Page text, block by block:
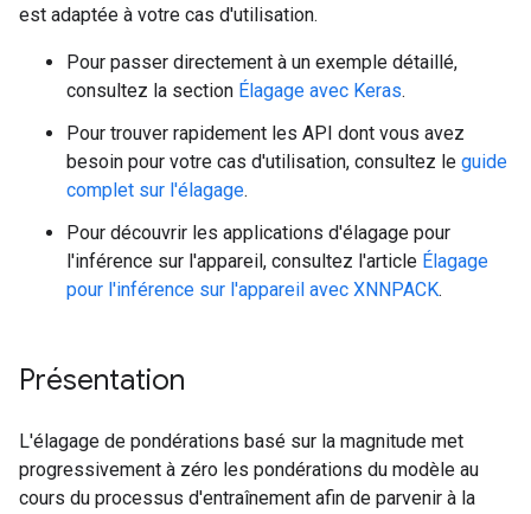
est adaptée à votre cas d'utilisation.
Pour passer directement à un exemple détaillé,
consultez la section Élagage avec Keras.
Pour trouver rapidement les API dont vous avez
besoin pour votre cas d'utilisation, consultez le guide
complet sur l'élagage.
Pour découvrir les applications d'élagage pour
l'inférence sur l'appareil, consultez l'article Élagage
pour l'inférence sur l'appareil avec XNNPACK.
Présentation
L'élagage de pondérations basé sur la magnitude met
progressivement à zéro les pondérations du modèle au
cours du processus d'entraînement afin de parvenir à la